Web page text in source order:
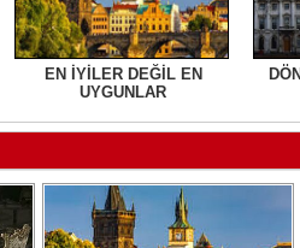
EN İYİLER DEĞİL EN
UYGUNLAR